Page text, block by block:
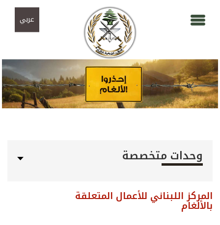
عربي
وحدات متخصصة
المركز اللبناني للأعمال المتعلقة
بالألغام